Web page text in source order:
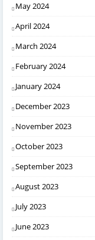
May 2024
April 2024
March 2024
February 2024
January 2024
December 2023
November 2023
October 2023
September 2023
August 2023
July 2023
June 2023